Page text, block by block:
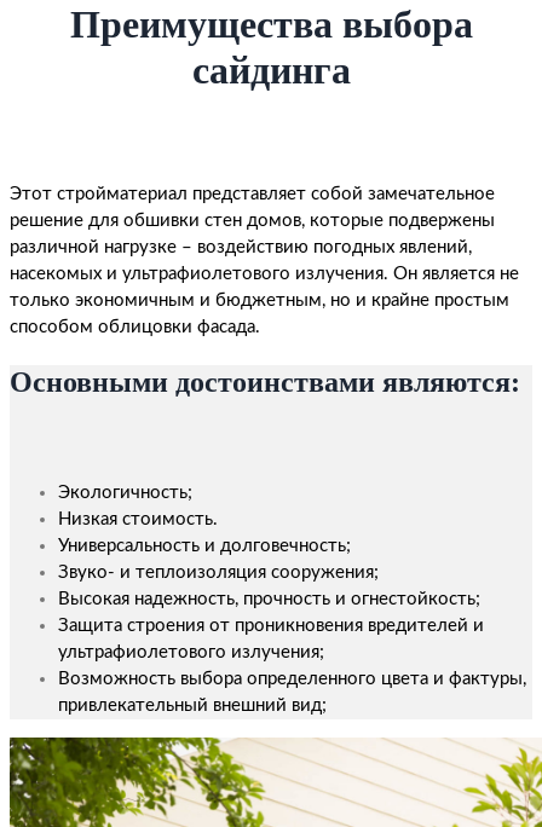
Преимущества выбора
сайдинга
Этот стройматериал представляет собой замечательное
решение для обшивки стен домов, которые подвержены
различной нагрузке – воздействию погодных явлений,
насекомых и ультрафиолетового излучения. Он является не
только экономичным и бюджетным, но и крайне простым
способом облицовки фасада.
Основными достоинствами являются:
Экологичность;
Низкая стоимость.​
Универсальность и долговечность;
Звуко- и теплоизоляция сооружения;
Высокая надежность, прочность и огнестойкость;
Защита строения от проникновения вредителей и
ультрафиолетового излучения;
Возможность выбора определенного цвета и фактуры,
привлекательный внешний вид;